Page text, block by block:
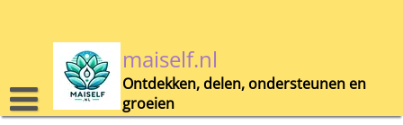
maiself.nl
Ontdekken, delen, ondersteunen en
groeien